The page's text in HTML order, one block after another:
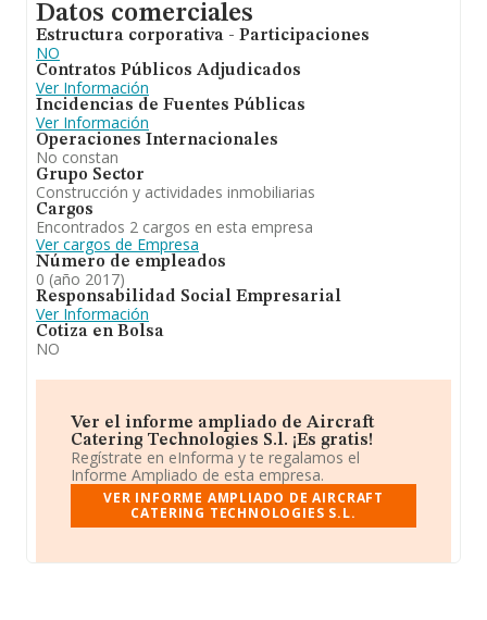
Datos comerciales
Estructura corporativa - Participaciones
NO
Contratos Públicos Adjudicados
Ver Información
Incidencias de Fuentes Públicas
Ver Información
Operaciones Internacionales
No constan
Grupo Sector
Construcción y actividades inmobiliarias
Cargos
Encontrados 2 cargos en esta empresa
Ver cargos de Empresa
Número de empleados
0 (año 2017)
Responsabilidad Social Empresarial
Ver Información
Cotiza en Bolsa
NO
Ver el informe ampliado de Aircraft
Catering Technologies S.l. ¡Es gratis!
Regístrate en eInforma y te regalamos el
Informe Ampliado de esta empresa.
VER INFORME AMPLIADO DE AIRCRAFT
CATERING TECHNOLOGIES S.L.